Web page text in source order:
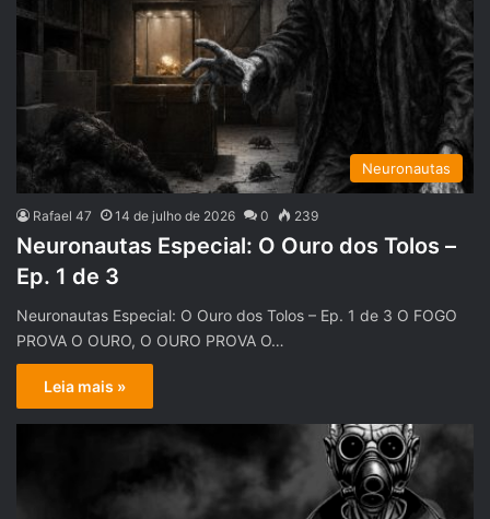
Neuronautas
Rafael 47 14 de julho de 2026 0 239
Neuronautas Especial: O Ouro dos Tolos –
Ep. 1 de 3
Neuronautas Especial: O Ouro dos Tolos – Ep. 1 de 3 O FOGO
PROVA O OURO, O OURO PROVA O…
Leia mais »